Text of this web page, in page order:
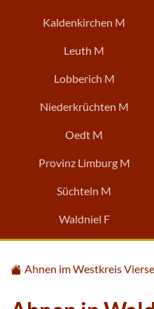
Kaldenkirchen M
Leuth M
Lobberich M
Niederkrüchten M
Oedt M
Provinz Limburg M
Süchteln M
Waldniel F
Ahnen im Westkreis